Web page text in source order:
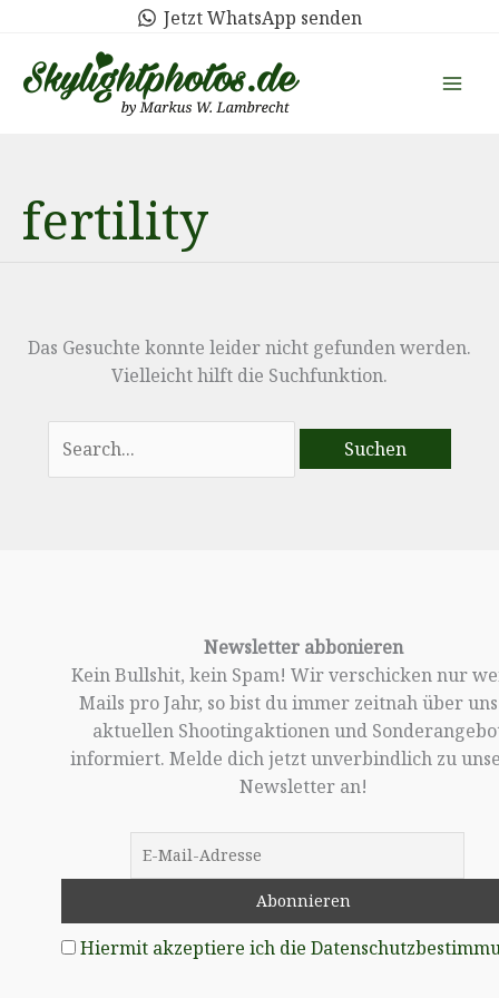
springen
Jetzt WhatsApp senden
fertility
Das Gesuchte konnte leider nicht gefunden werden.
Vielleicht hilft die Suchfunktion.
nach:
Newsletter abbonieren
Kein Bullshit, kein Spam! Wir verschicken nur
Mails pro Jahr, so bist du immer zeitnah über
aktuellen Shootingaktionen und
informiert. Melde dich jetzt unverbindlich zu
Newsletter an!
Hiermit akzeptiere ich die